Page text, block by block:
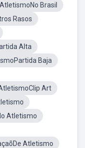
Brasil
Rasos
Alta
Baja
Art
Atletismo
Atletismo